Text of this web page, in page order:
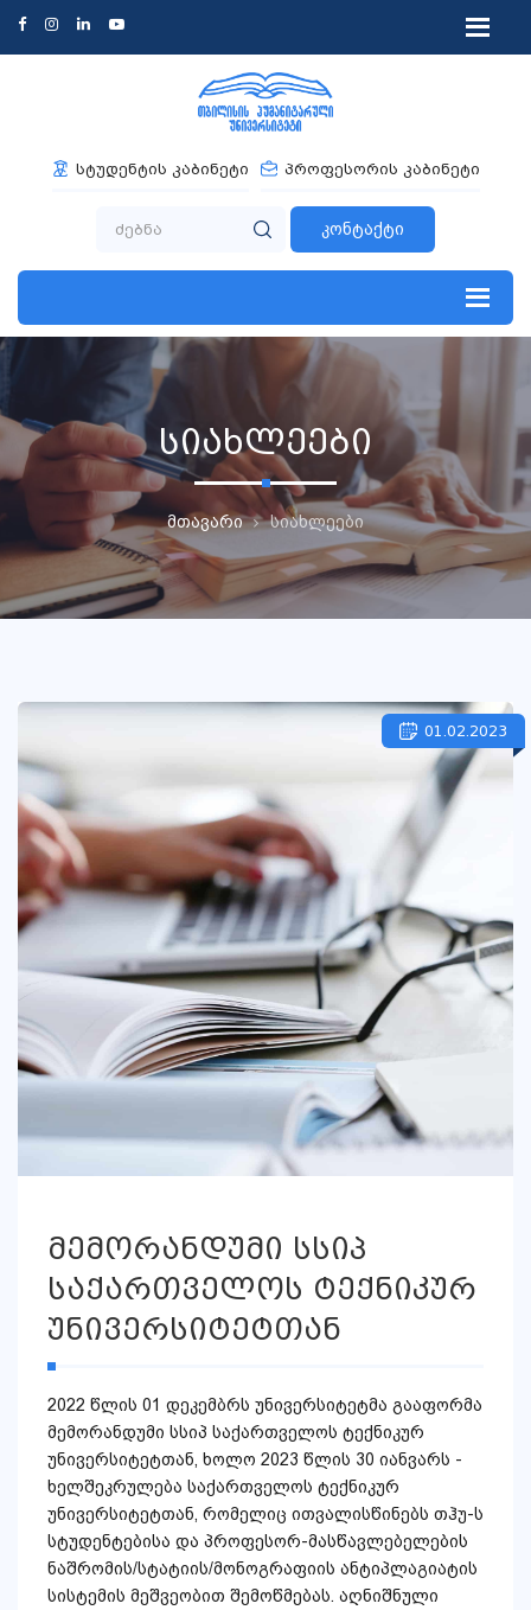
სტუდენტის კაბინეტი პროფესორის კაბინეტი
კონტაქტი
სიახლეები
მთავარი სიახლეები
01.02.2023
მემორანდუმი სსიპ
საქართველოს ტექნიკურ
უნივერსიტეტთან
2022 წლის 01 დეკემბრს უნივერსიტეტმა გააფორმა
მემორანდუმი სსიპ საქართველოს ტექნიკურ
უნივერსიტეტთან, ხოლო 2023 წლის 30 იანვარს -
ხელშეკრულება საქართველოს ტექნიკურ
უნივერსიტეტთან, რომელიც ითვალისწინებს თჰუ-ს
სტუდენტებისა და პროფესორ-მასწავლებელების
ნაშრომის/სტატიის/მონოგრაფიის ანტიპლაგიატის
სისტემის მეშვეობით შემოწმებას. აღნიშნული